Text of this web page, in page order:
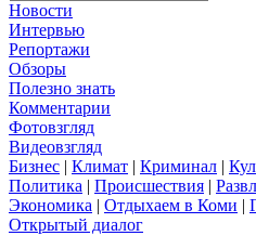
Новости
Интервью
Репортажи
Обзоры
Полезно знать
Комментарии
Фотовзгляд
Видеовзгляд
Бизнес | Климат | Криминал |
Политика | Происшествия |
Экономика | Отдыхаем в Коми |
Открытый диалог